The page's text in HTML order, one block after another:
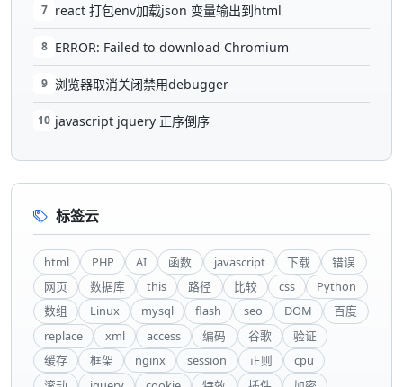
7 react 打包env加载json 变量输出到html
8 ERROR: Failed to download Chromium
9 浏览器取消关闭禁用debugger
10 javascript jquery 正序倒序
标签云
html PHP AI 函数 javascript 下载
错误
网页
数据库 this 路径 比较 css
Python
数组
Linux mysql flash seo DOM
百度
replace
xml access 编码 谷歌
验证
缓存
框架 nginx session 正则
cpu